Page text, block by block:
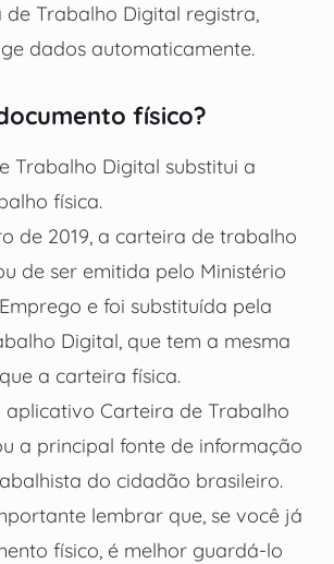
Trabalho Digital registra,
dados automaticamente.
físico?
Trabalho Digital substitui a
física.
de 2019, a carteira de trabalho
de ser emitida pelo Ministério
e foi substituída pela
Digital, que tem a mesma
a carteira física.
aplicativo Carteira de Trabalho
a principal fonte de informação
do cidadão brasileiro.
lembrar que, se você já
físico, é melhor guardá-lo